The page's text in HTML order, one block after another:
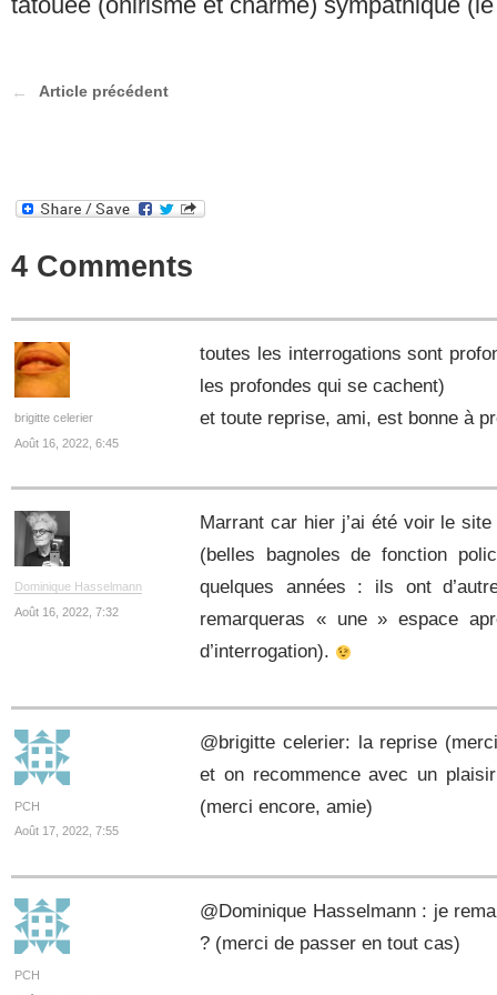
Article précédent
4 Comments
brigitte celerier
Août 16, 2022, 6:45
toutes les interrogations sont
les profondes qui se cachent)
et toute reprise, ami, est bonne à
Dominique Hasselmann
Août 16, 2022, 7:32
Marrant car hier j’ai été voir le
(belles bagnoles de fonction
quelques années : ils ont
remarqueras « une » espace
d’interrogation).
PCH
Août 17, 2022, 7:55
@brigitte celerier: la reprise
et on recommence avec un
(merci encore, amie)
PCH
@Dominique Hasselmann : je
? (merci de passer en tout cas)